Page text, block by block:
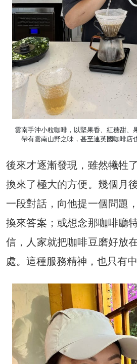
雲南手沖小粒咖啡，以堅果香、紅糖甜、
帶有雲南山野之味，甚至連英國咖啡店
後來才逐漸發現，雖然犧牲
換來了極大的方便。幾個月
一段對話，向他提一個問題
換來答案；或想念那咖啡廳
信，人家就把咖啡豆磨好放
處。這種服務精神，也只有中